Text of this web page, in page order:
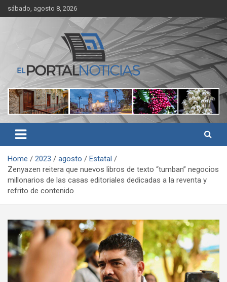
Skip
to
sábado, agosto 8, 2026
El Portal Noticias
Noticias de Córdoba, Veracruz y al región
Home 2023 agosto
Estatal
Zenyazen reitera que nuevos libros de texto “tumban” negocios
millonarios de las casas editoriales dedicadas a la reventa y
refrito de contenido